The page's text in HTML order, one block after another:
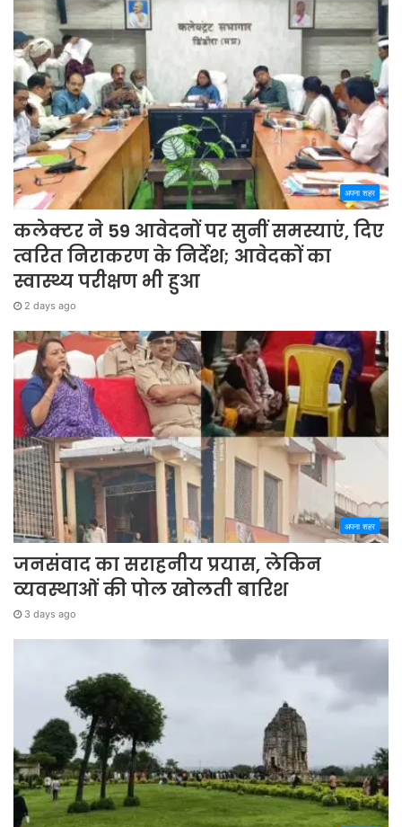
अपना शहर
कलेक्टर ने 59 आवेदनों पर सुनीं समस्याएं, दिए
त्वरित निराकरण के निर्देश; आवेदकों का
स्वास्थ्य परीक्षण भी हुआ
2 days ago
अपना शहर
जनसंवाद का सराहनीय प्रयास, लेकिन
व्यवस्थाओं की पोल खोलती बारिश
3 days ago